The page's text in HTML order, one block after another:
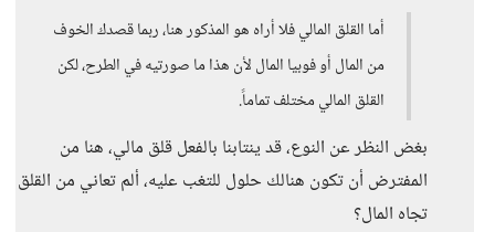
أما القلق المالي فلا أراه هو المذكور هنا، ربما قصدك الخوف
من المال أو فوبيا المال لأن هذا ما صورتيه في الطرح، لكن
القلق المالي مختلف تماماً.
بغض النظر عن النوع، قد ينتابنا بالفعل قلق مالي، هنا من
المفترض أن تكون هنالك حلول للتغب عليه، ألم تعاني من القلق
تجاه المال؟